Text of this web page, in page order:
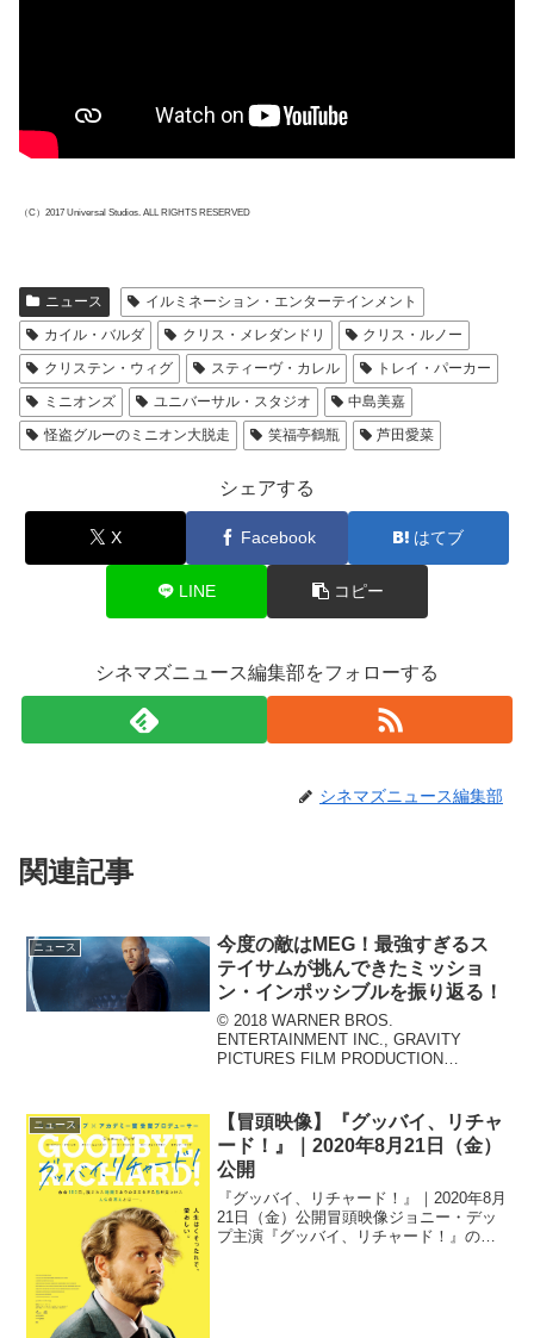
（C）2017 Universal Studios. ALL RIGHTS RESERVED
ニュース
イルミネーション・エンターテインメント
カイル・バルダ
クリス・メレダンドリ
クリス・ルノー
クリステン・ウィグ
スティーヴ・カレル
トレイ・パーカー
ミニオンズ
ユニバーサル・スタジオ
中島美嘉
怪盗グルーのミニオン大脱走
笑福亭鶴瓶 芦田愛菜
シェアする
X Facebook はてブ
LINE コピー
シネマズニュース編集部をフォローする
シネマズニュース編集部
関連記事
ニュース
今度の敵はMEG！最強すぎるス
テイサムが挑んできたミッショ
ン・インポッシブルを振り返る！
© 2018 WARNER BROS.
ENTERTAINMENT INC., GRAVITY
PICTURES FILM PRODUCTION
ニュース
【冒頭映像】『グッバイ、リチャ
ード！』｜2020年8月21日（金）
公開
『グッバイ、リチャード！』｜2020年8月
21日（金）公開冒頭映像ジョニー・デッ
プ主演『グッバイ、リチャード！』の冒